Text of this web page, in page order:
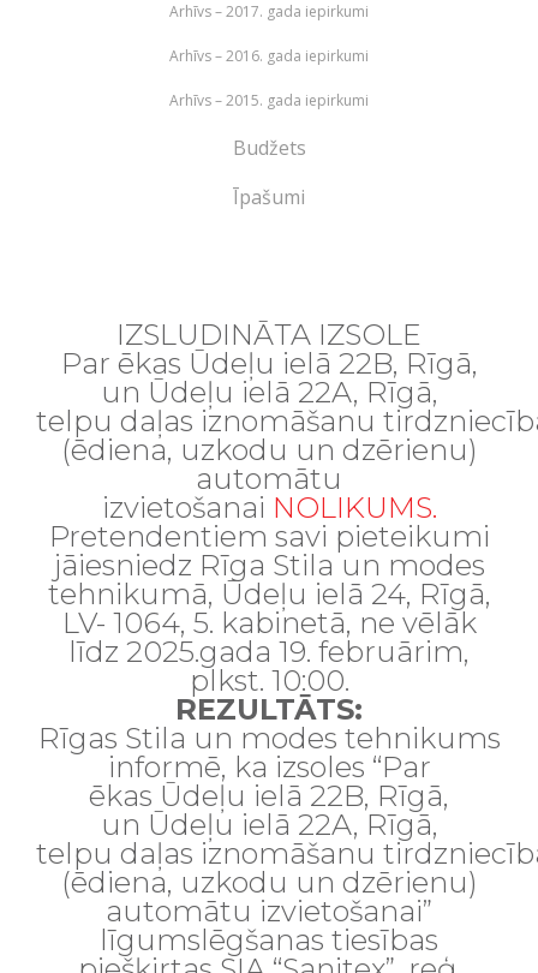
Arhīvs – 2017. gada iepirkumi
Arhīvs – 2016. gada iepirkumi
Arhīvs – 2015. gada iepirkumi
Budžets
Īpašumi
IZSLUDINĀTA IZSOLE
Par ēkas Ūdeļu ielā 22B, Rīgā,
un Ūdeļu ielā 22A, Rīgā,
telpu daļas iznomāšanu
(ēdiena, uzkodu un dzērienu)
automātu
izvietošanai NOLIKUMS.
Pretendentiem savi pieteikumi
jāiesniedz Rīga Stila un modes
tehnikumā, Ūdeļu ielā 24, Rīgā,
LV- 1064, 5. kabinetā, ne vēlāk
līdz 2025.gada 19. februārim,
plkst. 10:00.
REZULTĀTS:
Rīgas Stila un modes tehnikums
informē, ka izsoles “Par
ēkas Ūdeļu ielā 22B, Rīgā,
un Ūdeļu ielā 22A, Rīgā,
telpu daļas iznomāšanu
(ēdiena, uzkodu un dzērienu)
automātu izvietošanai”
līgumslēgšanas tiesības